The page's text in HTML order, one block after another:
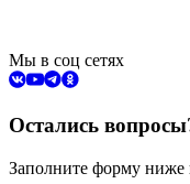
Мы в соц сетях
Остались
Заполните форму